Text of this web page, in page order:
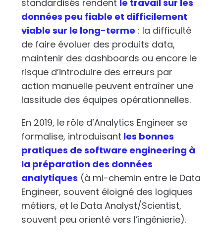
standardisés rendent le travail sur les
données peu fiable et difficilement
viable sur le long-terme : la difficulté
de faire évoluer des produits data,
maintenir des dashboards ou encore le
risque d’introduire des erreurs par
action manuelle peuvent entraîner une
lassitude des équipes opérationnelles.
En 2019, le rôle d’Analytics Engineer se
formalise, introduisant les bonnes
pratiques de software engineering à
la préparation des données
analytiques (à mi-chemin entre le Data
Engineer, souvent éloigné des logiques
métiers, et le Data Analyst/Scientist,
souvent peu orienté vers l’ingénierie).